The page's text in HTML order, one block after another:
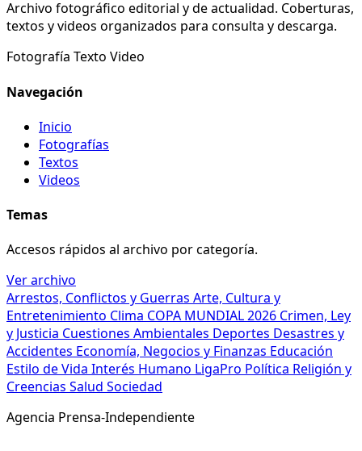
Archivo fotográfico editorial y de actualidad. Coberturas,
textos y videos organizados para consulta y descarga.
Fotografía Texto Video
Navegación
Inicio
Fotografías
Textos
Videos
Temas
Accesos rápidos al archivo por categoría.
Ver archivo
Arrestos, Conflictos y Guerras Arte, Cultura y
Entretenimiento Clima COPA MUNDIAL 2026 Crimen, Ley
y Justicia Cuestiones Ambientales Deportes Desastres y
Accidentes Economía, Negocios y Finanzas Educación
Estilo de Vida Interés Humano LigaPro Política Religión y
Creencias Salud Sociedad
Agencia Prensa-Independiente